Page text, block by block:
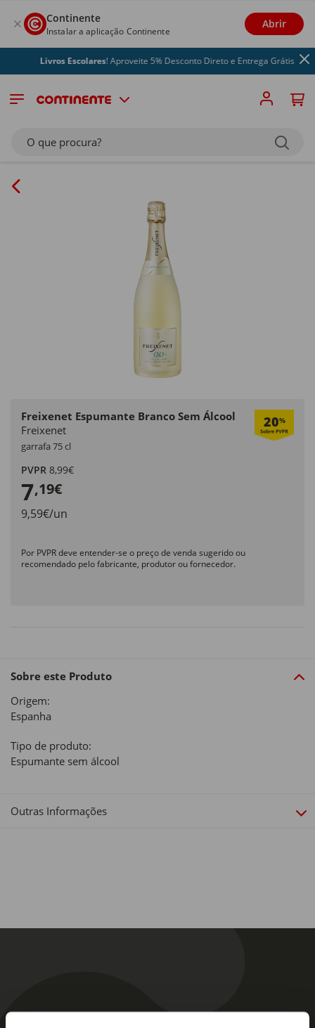
Continente
Instalar a aplicação Continente
Abrir
Livros Escolares! Aproveite 5% Desconto Direto e Entrega Grátis
O que procura?
Freixenet Espumante Branco Sem Álcool 20%
Freixenet
garrafa 75 cl
PVPR 8,99€
7,19€
9,59€/un
Por PVPR deve entender-se o preço de venda sugerido ou
recomendado pelo fabricante, produtor ou fornecedor.
Sobre este Produto
Origem:
Espanha
Tipo de produto:
Espumante sem álcool
Outras Informações